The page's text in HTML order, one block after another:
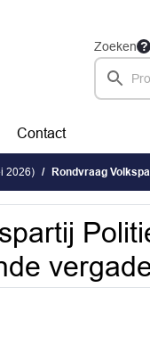
Zoeken
Contact
2026) Rondvraag Volkspartij